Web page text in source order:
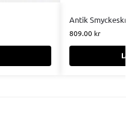
Antik
809.00 kr